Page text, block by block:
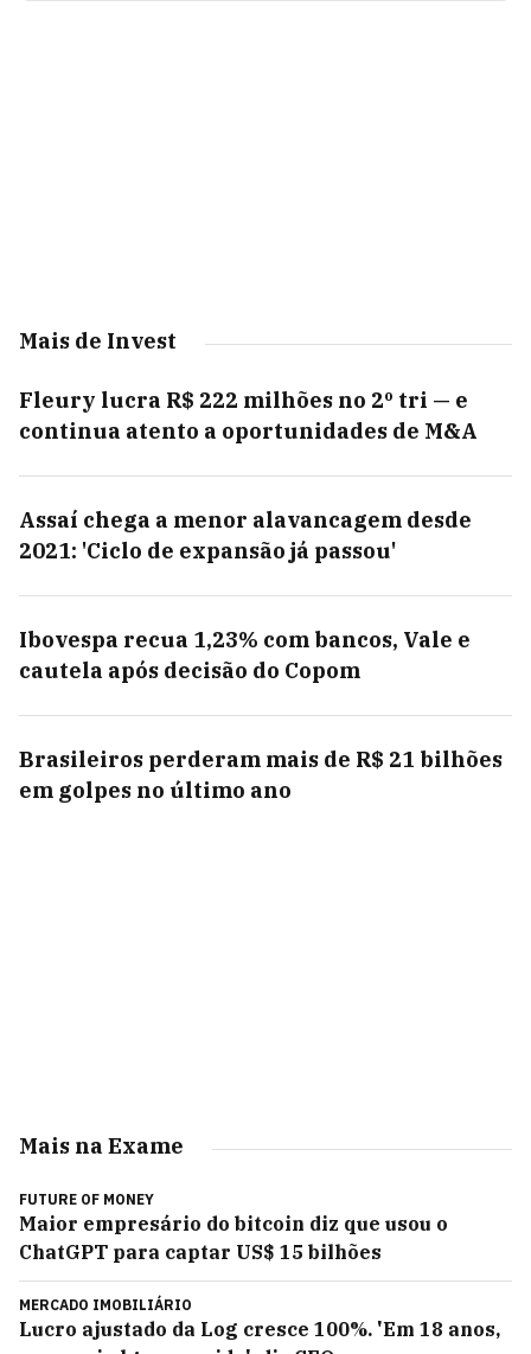
Mais de Invest
Fleury lucra R$ 222 milhões no 2º tri — e
continua atento a oportunidades de M&A
Assaí chega a menor alavancagem desde
2021: 'Ciclo de expansão já passou'
Ibovespa recua 1,23% com bancos, Vale e
cautela após decisão do Copom
Brasileiros perderam mais de R$ 21 bilhões
em golpes no último ano
Mais na Exame
FUTURE OF MONEY
Maior empresário do bitcoin diz que usou o
ChatGPT para captar US$ 15 bilhões
MERCADO IMOBILIÁRIO
Lucro ajustado da Log cresce 100%. 'Em 18 anos,